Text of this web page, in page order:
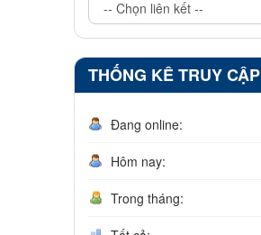
THỐNG KÊ TRUY CẬP
Đang online:
Hôm nay:
Trong tháng: